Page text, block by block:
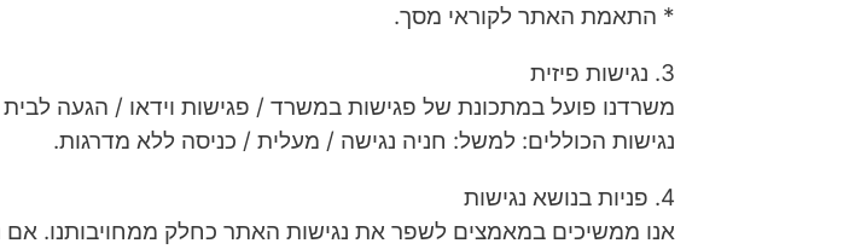
* ​התאמת האתר לקוראי מסך.
​3. נגישות פיזית
​משרדנו פועל במתכונת של פגישות במשרד / פגישות וידאו / הגעה
נגישות הכוללים: למשל: חניה נגישה / מעלית / כניסה ללא מדרגות.
​4. פניות בנושא נגישות
​אנו ממשיכים במאמצים לשפר את נגישות האתר כחלק ממחויבותנו.